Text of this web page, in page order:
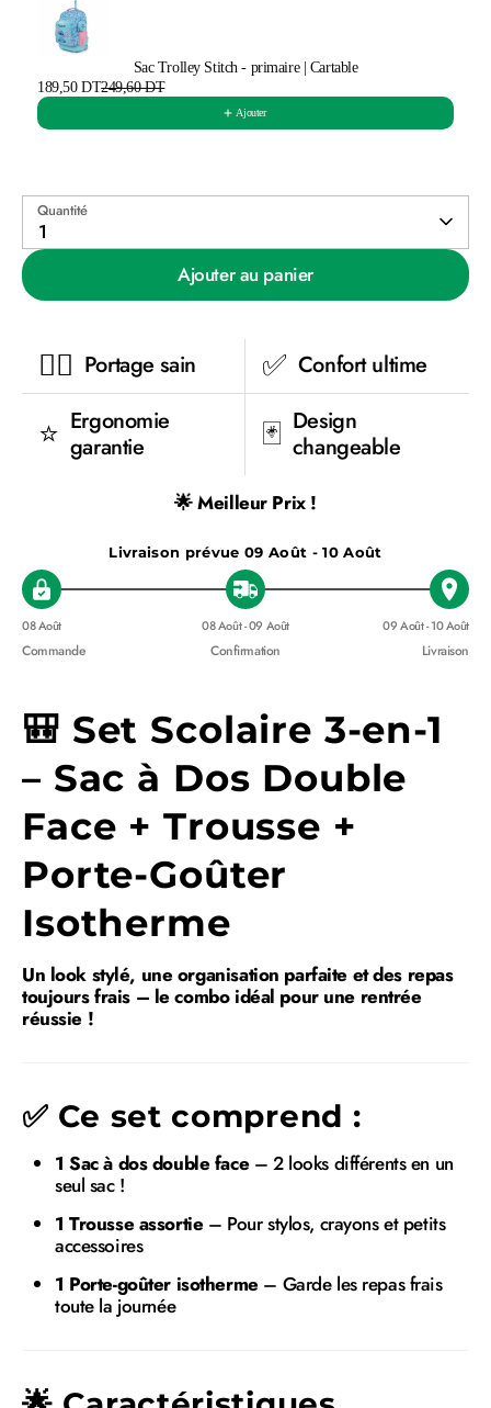
Sac Trolley Stitch - primaire | Cartable
189,50 DT249,60 DT
Ajouter
Quantité
1
Ajouter au panier
🙋‍♂️ Portage sain ✅ Confort ultime
⭐ Ergonomie
garantie
🃏 Design
changeable
🌟 Meilleur Prix !
Livraison prévue 09 Août - 10 Août
08 Août
Commande
08 Août - 09 Août
Confirmation
09 Août - 10 Août
Livraison
🎒 Set Scolaire 3-en-1
– Sac à Dos Double
Face + Trousse +
Porte-Goûter
Isotherme
Un look stylé, une organisation parfaite et des repas
toujours frais – le combo idéal pour une rentrée
réussie !
✅ Ce set comprend :
1 Sac à dos double face– 2 looks différents en un
seul sac !
1 Trousse assortie– Pour stylos, crayons et petits
accessoires
1 Porte-goûter isotherme– Garde les repas frais
toute la journée